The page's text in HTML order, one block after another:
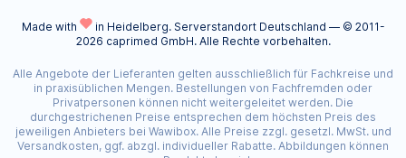
Made with in Heidelberg. Serverstandort Deutschland — © 2011-
2026 caprimed GmbH. Alle Rechte vorbehalten.
Alle Angebote der Lieferanten gelten ausschließlich für Fachkreise und
in praxisüblichen Mengen. Bestellungen von Fachfremden oder
Privatpersonen können nicht weitergeleitet werden. Die
durchgestrichenen Preise entsprechen dem höchsten Preis des
jeweiligen Anbieters bei Wawibox. Alle Preise zzgl. gesetzl. MwSt. und
Versandkosten, ggf. abzgl. individueller Rabatte. Abbildungen können